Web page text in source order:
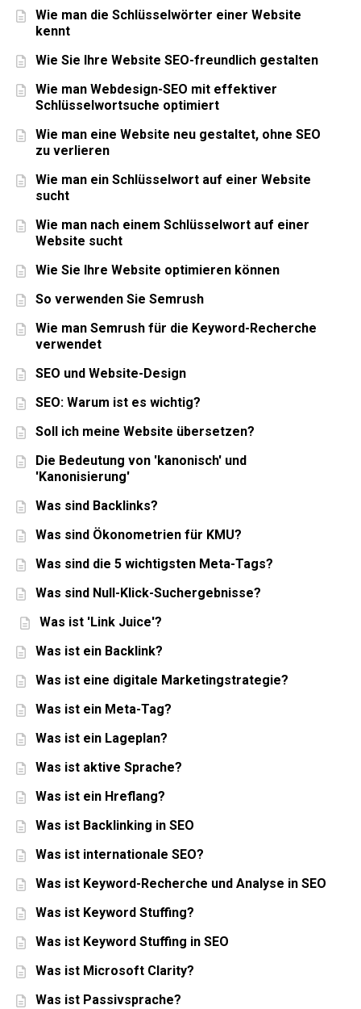
Wie man die Schlüsselwörter einer Website
kennt
Wie Sie Ihre Website SEO-freundlich gestalten
Wie man Webdesign-SEO mit effektiver
Schlüsselwortsuche optimiert
Wie man eine Website neu gestaltet, ohne SEO
zu verlieren
Wie man ein Schlüsselwort auf einer Website
sucht
Wie man nach einem Schlüsselwort auf einer
Website sucht
Wie Sie Ihre Website optimieren können
So verwenden Sie Semrush
Wie man Semrush für die Keyword-Recherche
verwendet
SEO und Website-Design
SEO: Warum ist es wichtig?
Soll ich meine Website übersetzen?
Die Bedeutung von 'kanonisch' und
'Kanonisierung'
Was sind Backlinks?
Was sind Ökonometrien für KMU?
Was sind die 5 wichtigsten Meta-Tags?
Was sind Null-Klick-Suchergebnisse?
Was ist 'Link Juice'?
Was ist ein Backlink?
Was ist eine digitale Marketingstrategie?
Was ist ein Meta-Tag?
Was ist ein Lageplan?
Was ist aktive Sprache?
Was ist ein Hreflang?
Was ist Backlinking in SEO
Was ist internationale SEO?
Was ist Keyword-Recherche und Analyse in SEO
Was ist Keyword Stuffing?
Was ist Keyword Stuffing in SEO
Was ist Microsoft Clarity?
Was ist Passivsprache?